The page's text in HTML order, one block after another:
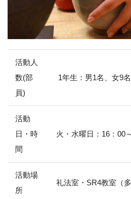
活動人
数(部
員)
1年生：男1名、女9
活動
日・時
間
火・水曜日：16：00
活動場
所
礼法室・SR4教室（